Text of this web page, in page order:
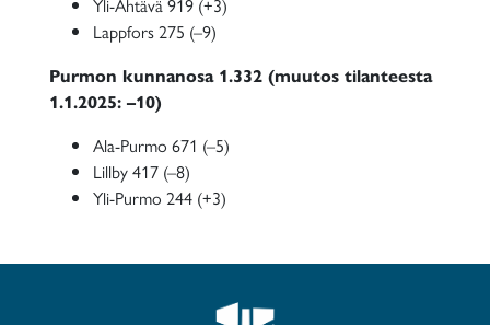
Lappfors 275 (–9)
Purmon kunnanosa 1.332 (muutos tilanteesta
1.1.2025: –10)
Ala-Purmo 671 (–5)
Lillby 417 (–8)
Yli-Purmo 244 (+3)